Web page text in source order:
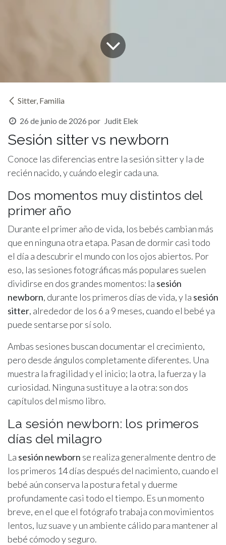
Sitter, Familia
26 de junio de 2026 por Judit Elek
Sesión sitter vs newborn
Conoce las diferencias entre la sesión sitter y la de
recién nacido, y cuándo elegir cada una.
Dos momentos muy distintos del
primer año
Durante el primer año de vida, los bebés cambian más
que en ninguna otra etapa. Pasan de dormir casi todo
el día a descubrir el mundo con los ojos abiertos. Por
eso, las sesiones fotográficas más populares suelen
dividirse en dos grandes momentos: la sesión
newborn, durante los primeros días de vida, y la sesión
sitter, alrededor de los 6 a 9 meses, cuando el bebé ya
puede sentarse por sí solo.
Ambas sesiones buscan documentar el crecimiento,
pero desde ángulos completamente diferentes. Una
muestra la fragilidad y el inicio; la otra, la fuerza y la
curiosidad. Ninguna sustituye a la otra: son dos
capítulos del mismo libro.
La sesión newborn: los primeros
días del milagro
La sesión newborn se realiza generalmente dentro de
los primeros 14 días después del nacimiento, cuando el
bebé aún conserva la postura fetal y duerme
profundamente casi todo el tiempo. Es un momento
breve, en el que el fotógrafo trabaja con movimientos
lentos, luz suave y un ambiente cálido para mantener al
bebé cómodo y seguro.